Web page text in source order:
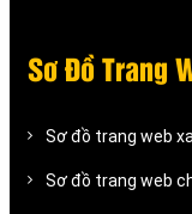
Sơ Đồ Trang
Sơ đồ trang web
Sơ đồ trang web